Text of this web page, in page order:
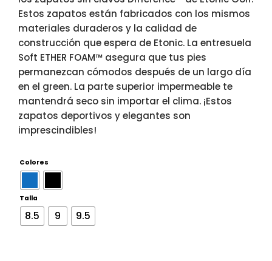
Estos zapatos están fabricados con los mismos
materiales duraderos y la calidad de
construcción que espera de Etonic. La entresuela
Soft ETHER FOAM™ asegura que tus pies
permanezcan cómodos después de un largo día
en el green. La parte superior impermeable te
mantendrá seco sin importar el clima. ¡Estos
zapatos deportivos y elegantes son
imprescindibles!
Colores
Talla
8.5 9 9.5